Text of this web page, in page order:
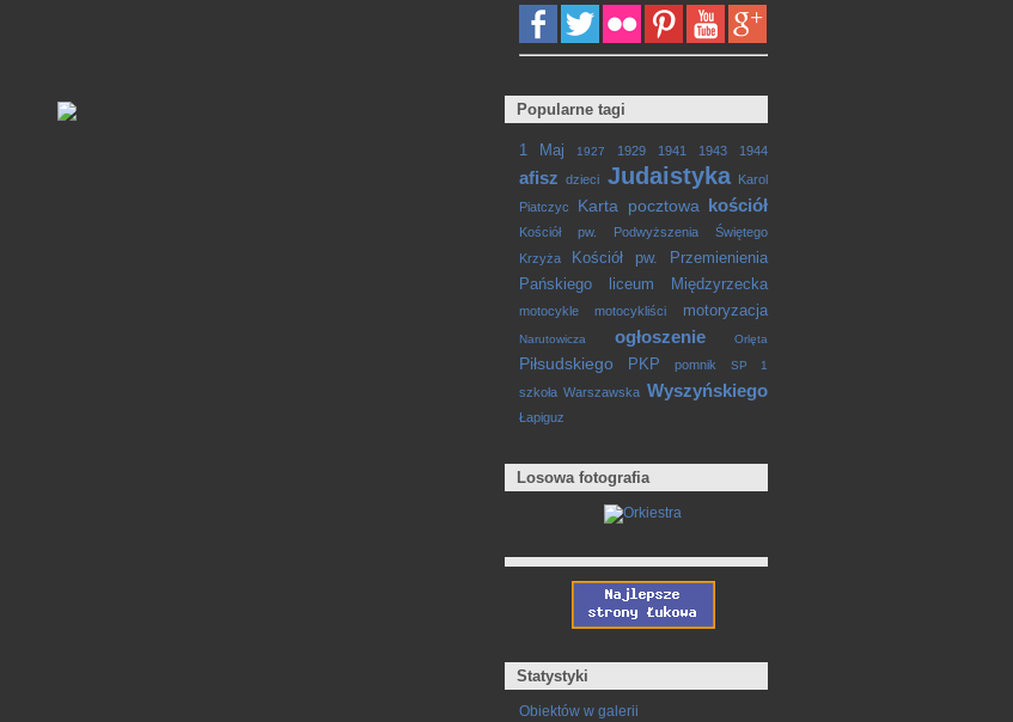
Popularne tagi
1 Maj 1927 1929 1941 1943 1944
afisz dzieci Judaistyka
Karol
Piatczyc
Karta pocztowa kościół
Kościół pw. Podwyższenia Świętego
Krzyża
Kościół pw. Przemienienia
Pańskiego
liceum Międzyrzecka
motocykle motocykliści motoryzacja
Narutowicza ogłoszenie Orlęta
Piłsudskiego PKP pomnik SP 1
szkoła Warszawska Wyszyńskiego
Łapiguz
Losowa fotografia
Statystyki
Obiektów w galerii